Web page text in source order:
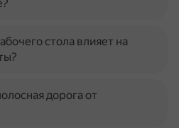
стола влияет на
дорога от